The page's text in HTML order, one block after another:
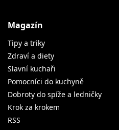
Magazín
Tipy a triky
Zdraví a diety
Slavní kuchaři
Pomocníci do kuchyně
Dobroty do spíže a ledničky
Krok za krokem
RSS